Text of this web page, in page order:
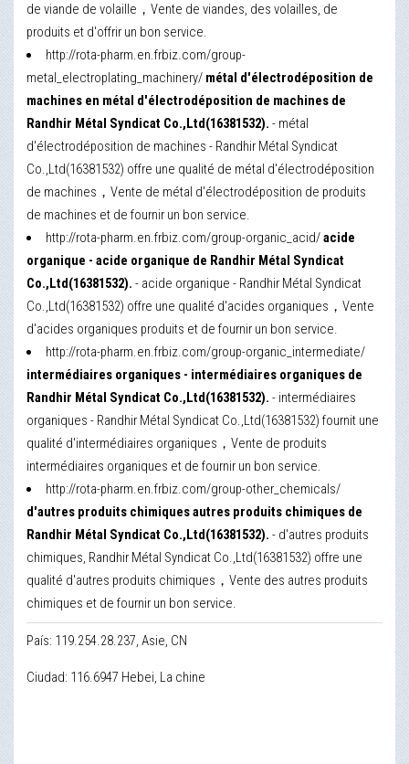
de viande de volaille，Vente de viandes, des volailles, de
produits et d'offrir un bon service.
http://rota-pharm.en.frbiz.com/group-
metal_electroplating_machinery/ métal d'électrodéposition de
machines en métal d'électrodéposition de machines de
Randhir Métal Syndicat Co.,Ltd(16381532). - métal
d'électrodéposition de machines - Randhir Métal Syndicat
Co.,Ltd(16381532) offre une qualité de métal d'électrodéposition
de machines，Vente de métal d'électrodéposition de produits
de machines et de fournir un bon service.
http://rota-pharm.en.frbiz.com/group-organic_acid/acide
organique - acide organique de Randhir Métal Syndicat
Co.,Ltd(16381532). - acide organique - Randhir Métal Syndicat
Co.,Ltd(16381532) offre une qualité d'acides organiques，Vente
d'acides organiques produits et de fournir un bon service.
http://rota-pharm.en.frbiz.com/group-organic_intermediate/
intermédiaires organiques - intermédiaires organiques de
Randhir Métal Syndicat Co.,Ltd(16381532). - intermédiaires
organiques - Randhir Métal Syndicat Co.,Ltd(16381532) fournit une
qualité d'intermédiaires organiques，Vente de produits
intermédiaires organiques et de fournir un bon service.
http://rota-pharm.en.frbiz.com/group-other_chemicals/
d'autres produits chimiques autres produits chimiques de
Randhir Métal Syndicat Co.,Ltd(16381532). - d'autres produits
chimiques, Randhir Métal Syndicat Co.,Ltd(16381532) offre une
qualité d'autres produits chimiques，Vente des autres produits
chimiques et de fournir un bon service.
País: 119.254.28.237, Asie, CN
Ciudad: 116.6947 Hebei, La chine